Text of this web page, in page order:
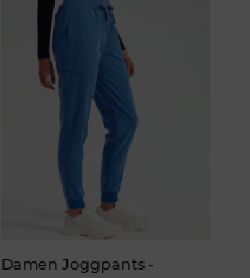
Damen Joggpants -